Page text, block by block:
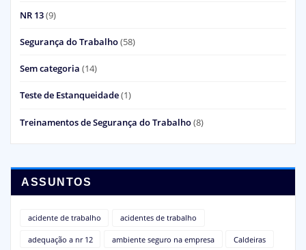
NR 13(9)
Segurança do Trabalho(58)
Sem categoria (14)
Teste de Estanqueidade(1)
Treinamentos de Segurança do Trabalho(8)
ASSUNTOS
acidente de trabalho acidentes de trabalho
adequação a nr 12 ambiente seguro na empresa Caldeiras